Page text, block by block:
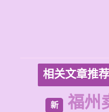
相关文章推荐
新 福州